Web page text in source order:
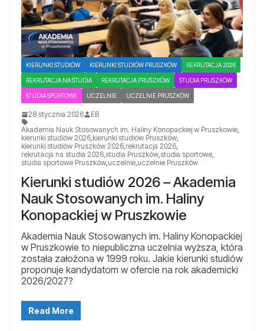
KIERUNKI STUDIÓW KIERUNKI STUDIÓW PRUSZKÓW REKRUTACJA 2026
REKRUTACJA NA STUDIA REKRUTACJA PRUSZKÓW STUDIA PRUSZKÓW
STUDIA SPORTOWE UCZELNIE UCZELNIE PRUSZKÓW
28 stycznia 2026
EB
Akademia Nauk Stosowanych im. Haliny Konopackiej w Pruszkowie,
kierunki studiów 2026,kierunki studiów Pruszków,
kierunki studiów Pruszków 2026,rekrutacja 2026,
rekrutacja na studia 2026,studia Pruszków,studia sportowe,
studia sportowe Pruszków,uczelnie,uczelnie Pruszków
Kierunki studiów 2026 – Akademia
Nauk Stosowanych im. Haliny
Konopackiej w Pruszkowie
Akademia Nauk Stosowanych im. Haliny Konopackiej
w Pruszkowie to niepubliczna uczelnia wyższa, która
została założona w 1999 roku. Jakie kierunki studiów
proponuje kandydatom w ofercie na rok akademicki
2026/2027?
Read More